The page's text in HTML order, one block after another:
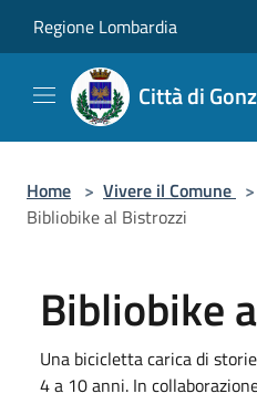
Regione Lombardia
Città di
Home > Vivere il Comune >
Bibliobike al Bistrozzi
Bibliobike
Una bicicletta carica di
4 a 10 anni. In